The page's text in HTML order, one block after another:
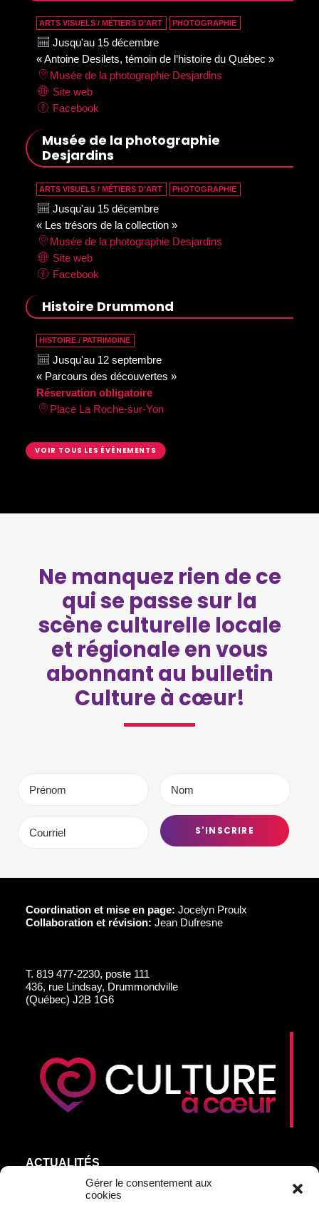
Gérer le consentement aux
cookies
ARTS VISUELS / MÉTIERS D’ART PHOTOGRAPHIE
Jusqu'au 15 décembre
« Antoine Desilets, témoin de l’histoire du Québec »
Musée de la photographie Desjardins
Site web
Facebook
Musée de la photographie
Desjardins
ARTS VISUELS / MÉTIERS D’ART PHOTOGRAPHIE
Jusqu'au 15 décembre
« Les trésors de la collection »
Musée de la photographie Desjardins
Site web
Facebook
Histoire Drummond
HISTOIRE / PATRIMOINE
Jusqu'au 12 septembre
« Parcours des découvertes »
Réservation obligatoire
Place La Roche-sur-Yon
VOIR TOUS LES ÉVÉNEMENTS
Ne manquez rien de ce
qui se passe sur la
scène culturelle locale
et régionale en vous
abonnant au bulletin
Culture à cœur!
Coordination et mise en page: Jocelyn Proulx
Collaboration et révision: Jean Dufresne
T. 819 477-2230, poste 111
436, rue Lindsay, Drummondville
(Québec) J2B 1G6
ACTUALITÉS
AGEND’ART
NOS ARTISTES